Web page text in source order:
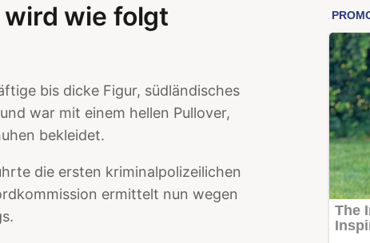
wie folgt
bis dicke Figur, südländisches
war mit einem hellen Pullover,
bekleidet.
die ersten kriminalpolizeilichen
ermittelt nun wegen